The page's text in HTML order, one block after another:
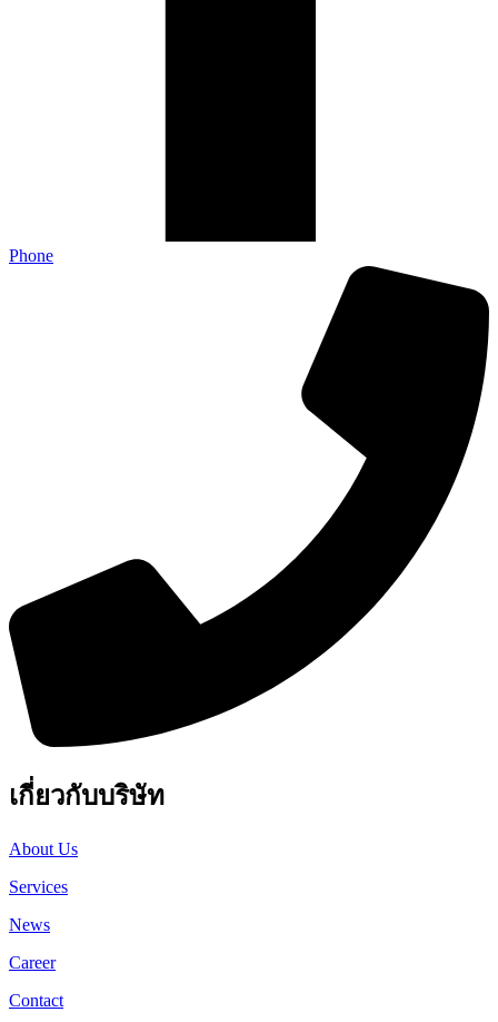
Phone
เกี่ยวกับบริษัท
About Us
Services
News
Career
Contact